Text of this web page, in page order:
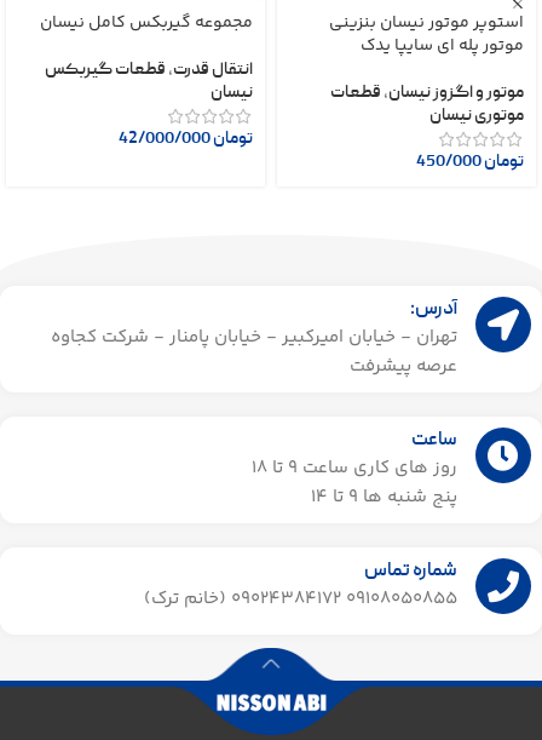
استوپر موتور نیسان بنزینی
موتور پله ای سایپا یدک
موتور و اگزوز نیسان, قطعات
موتوری نیسان
تومان
مجموعه گیربکس کامل نیسان
انتقال قدرت, قطعات گیربکس
نیسان
تومان
آدرس:
تهران - خیابان امیرکبیر - خیابان پامنار - شرکت کجاوه
عرصه پیشرفت
ساعت
روز های کاری ساعت ۹ تا 18
پنج شنبه ها 9 تا 14​
شماره تماس
09108050855 09024384172 (خانم ترک)